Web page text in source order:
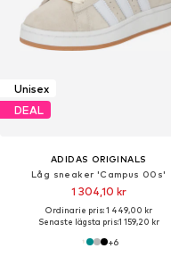
Unisex
DEAL
ADIDAS ORIGINALS
Låg sneaker 'Campus 00s'
1 304,10 kr
Ordinarie pris: 1 449,00 kr
Senaste lägsta pris:1 159,20 kr
+6